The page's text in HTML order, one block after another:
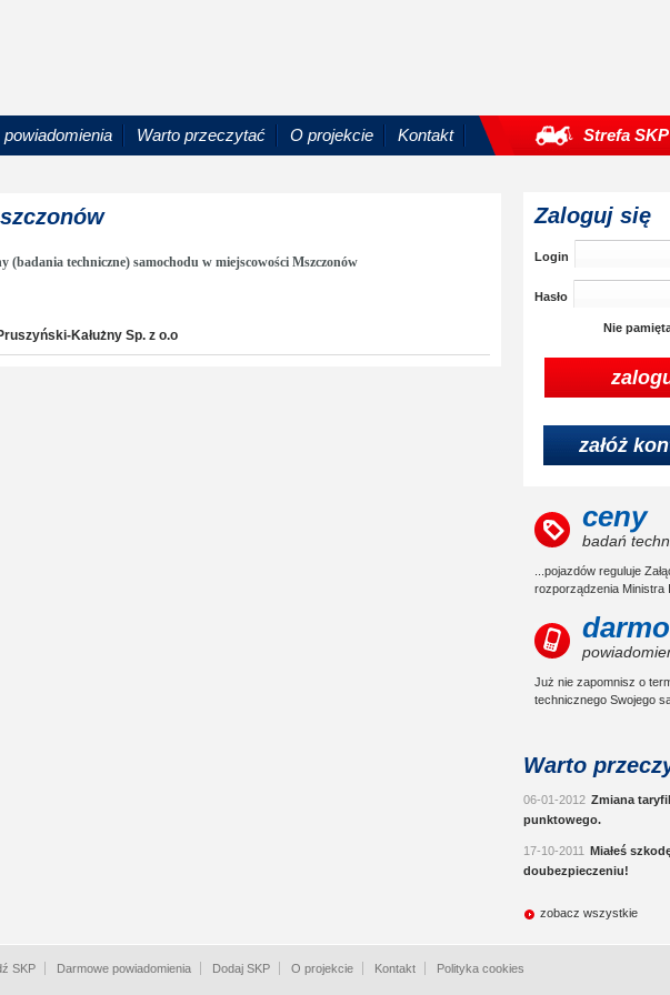
Warto przeczytać O projekcie Kontakt Strefa SKP
techniczne) samochodu w miejscowości Mszczonów
Kałużny Sp. z o.o
Zaloguj się
Login
Hasło
Nie
załóż
ceny
badań
...pojazdów reguluje
rozporządzenia Ministra
Już nie zapomnisz o
technicznego Swojego
Warto
06-01-2012 Zmiana
punktowego.
17-10-2011 Miałeś
doubezpieczeniu!
zobacz wszystkie
SKP Darmowe powiadomienia Dodaj SKP O projekcie Kontakt Polityka cookies